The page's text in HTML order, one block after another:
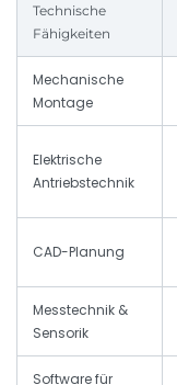
Technische
Fähigkeiten
Mechanische
Montage
Elektrische
Antriebstechnik
CAD-Planung
Messtechnik &
Sensorik
Software für